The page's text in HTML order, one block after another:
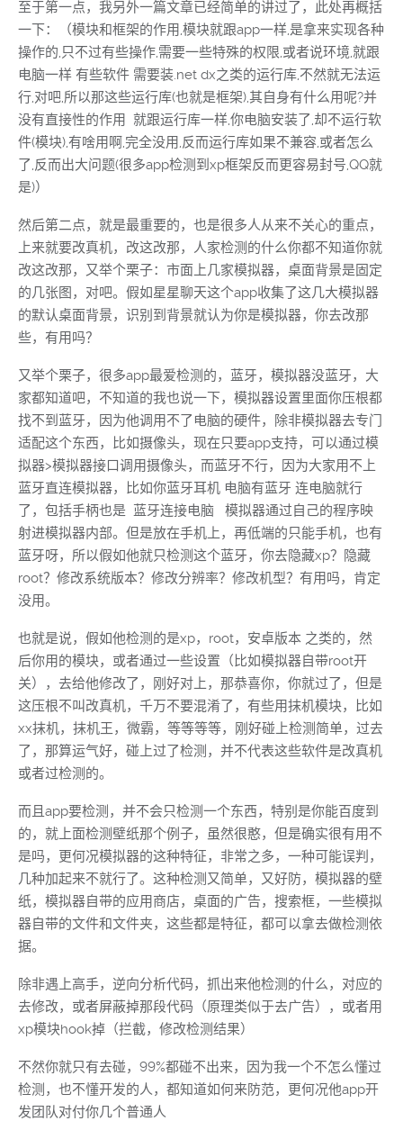
至于第一点，我另外一篇文章已经简单的讲过了，此处再概括
一下：（模块和框架的作用,模块就跟app一样,是拿来实现各种
操作的,只不过有些操作,需要一些特殊的权限,或者说环境,就跟
电脑一样 有些软件 需要装.net dx之类的运行库,不然就无法运
行,对吧,所以那这些运行库(也就是框架),其自身有什么用呢?并
没有直接性的作用 就跟运行库一样,你电脑安装了,却不运行软
件(模块),有啥用啊,完全没用,反而运行库如果不兼容,或者怎么
了,反而出大问题(很多app检测到xp框架反而更容易封号,QQ就
是)）
然后第二点，就是最重要的，也是很多人从来不关心的重点，
上来就要改真机，改这改那，人家检测的什么你都不知道你就
改这改那，又举个栗子：市面上几家模拟器，桌面背景是固定
的几张图，对吧。假如星星聊天这个app收集了这几大模拟器
的默认桌面背景，识别到背景就认为你是模拟器，你去改那
些，有用吗？
又举个栗子，很多app最爱检测的，蓝牙，模拟器没蓝牙，大
家都知道吧，不知道的我也说一下，模拟器设置里面你压根都
找不到蓝牙，因为他调用不了电脑的硬件，除非模拟器去专门
适配这个东西，比如摄像头，现在只要app支持，可以通过模
拟器>模拟器接口调用摄像头，而蓝牙不行，因为大家用不上
蓝牙直连模拟器，比如你蓝牙耳机 电脑有蓝牙 连电脑就行
了，包括手柄也是 蓝牙连接电脑 模拟器通过自己的程序映
射进模拟器内部。但是放在手机上，再低端的只能手机，也有
蓝牙呀，所以假如他就只检测这个蓝牙，你去隐藏xp？隐藏
root？修改系统版本？修改分辨率？修改机型？有用吗，肯定
没用。
也就是说，假如他检测的是xp，root，安卓版本 之类的，然
后你用的模块，或者通过一些设置（比如模拟器自带root开
关），去给他修改了，刚好对上，那恭喜你，你就过了，但是
这压根不叫改真机，千万不要混淆了，有些用抹机模块，比如
xx抹机，抹机王，微霸，等等等等，刚好碰上检测简单，过去
了，那算运气好，碰上过了检测，并不代表这些软件是改真机
或者过检测的。
而且app要检测，并不会只检测一个东西，特别是你能百度到
的，就上面检测壁纸那个例子，虽然很憨，但是确实很有用不
是吗，更何况模拟器的这种特征，非常之多，一种可能误判，
几种加起来不就行了。这种检测又简单，又好防，模拟器的壁
纸，模拟器自带的应用商店，桌面的广告，搜索框，一些模拟
器自带的文件和文件夹，这些都是特征，都可以拿去做检测依
据。
除非遇上高手，逆向分析代码，抓出来他检测的什么，对应的
去修改，或者屏蔽掉那段代码（原理类似于去广告），或者用
xp模块hook掉（拦截，修改检测结果）
不然你就只有去碰，99%都碰不出来，因为我一个不怎么懂过
检测，也不懂开发的人，都知道如何来防范，更何况他app开
发团队对付你几个普通人